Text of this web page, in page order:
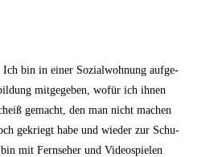
Ich bin in einer Sozi­al­woh­nung auf­ge­
mit­ge­ge­ben, wofür ich ihnen
gemacht, den man nicht machen
gekriegt habe und wie­der zur Schu­
mit Fern­se­her und Video­spie­len